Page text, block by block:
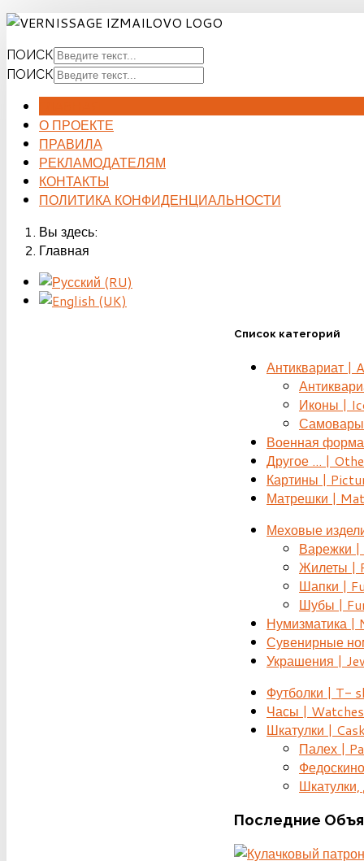
ПОИСК
ПОИСК
О ПРОЕКТЕ
ПРАВИЛА
РЕКЛАМОДАТЕЛЯМ
КОНТАКТЫ
ПОЛИТИКА КОНФИДЕНЦИАЛЬНОСТИ
Вы здесь:
Главная
Список категорий
Антиквариат |
Иконы |
Военная
Другое ... |
Картины |
Матрешки |
Меховые
Варежки
Жилеты |
Шапки |
Шубы |
Нумизматика |
Сувенирные
Украшения |
Футболки | T-
Часы | Watches
Шкатулки |
Палех |
Последние